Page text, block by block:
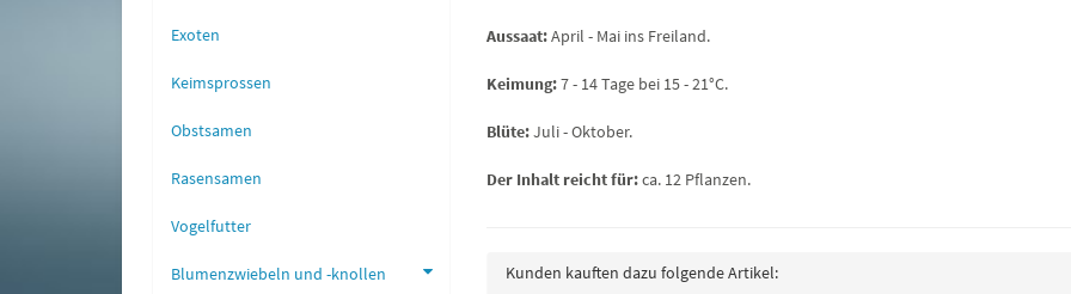
Aussaat:April - Mai ins Freiland.
Keimung:7 - 14 Tage bei 15 - 21°C.
Blüte:Juli - Oktober.
Der Inhalt reicht für:ca. 12 Pflanzen.
Kunden kauften dazu folgende Artikel:
Exoten
Keimsprossen
Obstsamen
Rasensamen
Vogelfutter
Blumenzwiebeln und -knollen